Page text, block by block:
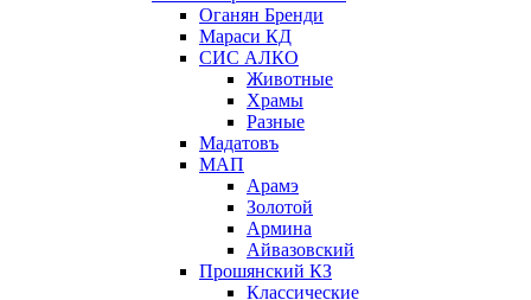
Оганян Бренди
Мараси КД
СИС АЛКО
Животные
Храмы
Разные
Мадатовъ
МАП
Арамэ
Золотой
Армина
Айвазовский
Прошянский КЗ
Классические